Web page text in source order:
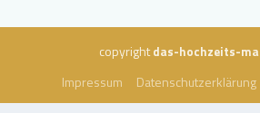
copyrightdas-hochzeits-
Impressum Datenschutzerklärung